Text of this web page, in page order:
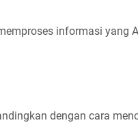
informasi yang
dengan cara